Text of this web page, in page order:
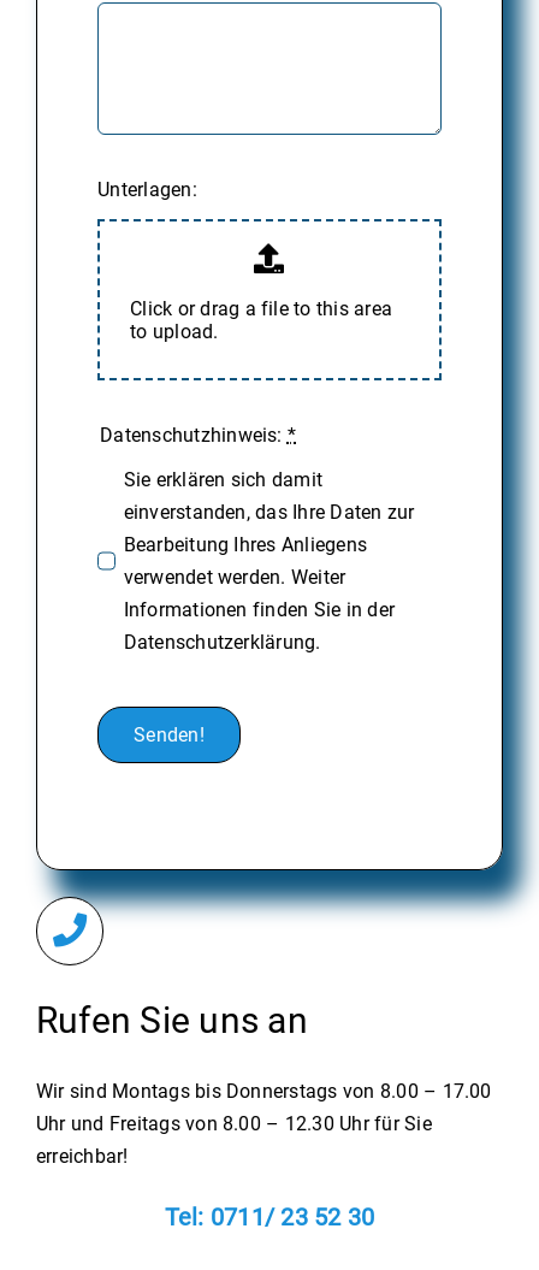
Unterlagen:
Click or drag a file to this area
to upload.
Datenschutzhinweis: *
Sie erklären sich damit
einverstanden, das Ihre Daten zur
Bearbeitung Ihres Anliegens
verwendet werden. Weiter
Informationen finden Sie in der
Datenschutzerklärung.
Senden!
Rufen Sie uns an
Wir sind Montags bis Donnerstags von 8.00 – 17.00
Uhr und Freitags von 8.00 – 12.30 Uhr für Sie
erreichbar!
Tel: 0711/ 23 52 30